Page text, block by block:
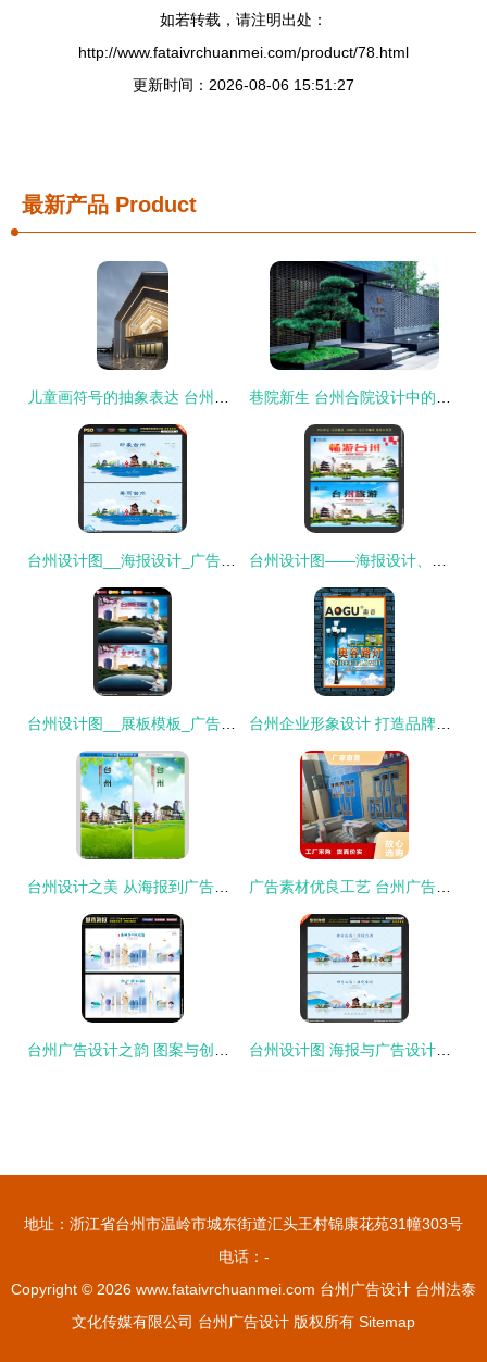
如若转载，请注明出处：
http://www.fataivrchuanmei.com/product/78.html
更新时间：2026-08-06 15:51:27
最新产品 Product
地址：浙江省台州市温岭市城东街道汇头王村锦康花苑31幢303号
电话：-
Copyright © 2026 www.fataivrchuanmei.com 台州广告设计 台州法泰
文化传媒有限公司 台州广告设计 版权所有 Sitemap